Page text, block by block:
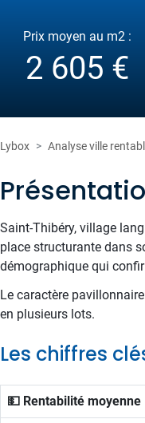
Prix moyen au m2 :
2 605 €
Lybox Analyse ville
Saint-Thibéry, village
place structurante dans
démographique qui
Le caractère
en plusieurs lots.
Les chiffres
💵 Rentabilité moyenne